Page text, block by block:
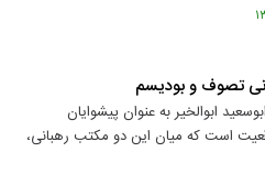
تصوف و بودیسم
ابوالخیر به عنوان پیشوایان
است که میان این دو مکتب رهبانی،